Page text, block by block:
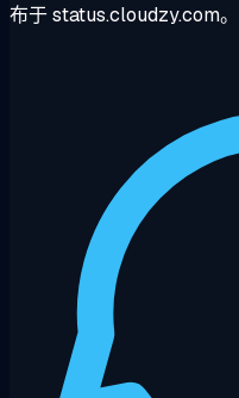
布于 status.cloudzy.com。